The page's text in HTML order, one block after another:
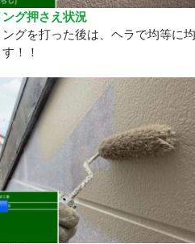
ング押さえ状況
ングを打った後は、ヘラで均等に
！！